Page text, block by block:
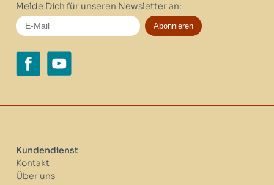
Melde Dich für unseren Newsletter an:
Abonnieren
Kundendienst
Kontakt
Über uns